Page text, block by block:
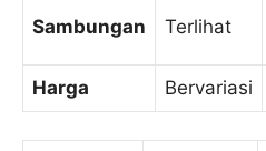
Sambungan Terlihat
Harga Bervariasi